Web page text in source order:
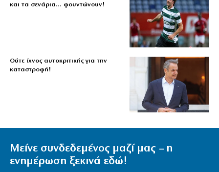
και τα σενάρια… φουντώνουν!
Ούτε ίχνος αυτοκριτικής για την
καταστροφή!
Μείνε συνδεδεμένος μαζί μας – η
ενημέρωση ξεκινά εδώ!